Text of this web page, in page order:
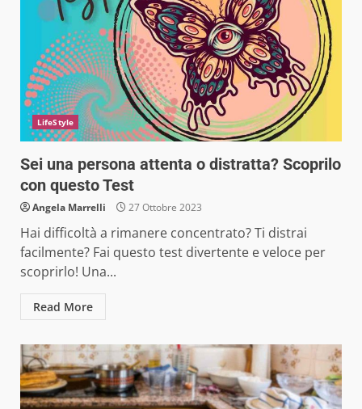
LifeStyle
Sei una persona attenta o distratta? Scoprilo
con questo Test
Angela Marrelli 27 Ottobre 2023
Hai difficoltà a rimanere concentrato? Ti distrai
facilmente? Fai questo test divertente e veloce per
scoprirlo! Una...
Read More